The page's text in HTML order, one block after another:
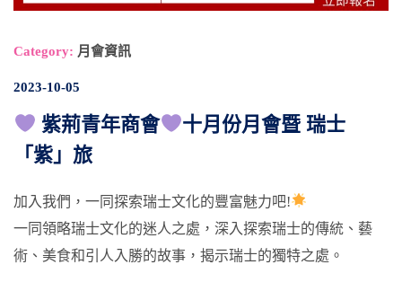
Category: 月會資訊
2023-10-05
紫荊青年商會
十月份月會暨 瑞士
「紫」旅
加入我們，一同探索瑞士文化的豐富魅力吧!
一同領略瑞士文化的迷人之處，深入探索瑞士的傳統、藝
術、美食和引人入勝的故事，揭示瑞士的獨特之處。